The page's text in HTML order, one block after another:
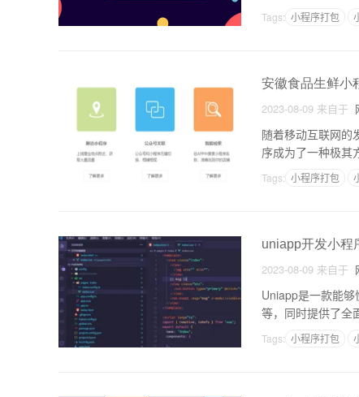
多年的小程序开
Tags: 小程序打包
安徽食品生鲜小
2023-08-09 来自于
随着移动互联网的
序成为了一种极其
应用程序，用户
Tags: 小程序打包
uniapp开发小程
2023-08-09 来自于
Uniapp是一款能
等，同时提供了全
繁琐的代码编写
Tags: 小程序打包